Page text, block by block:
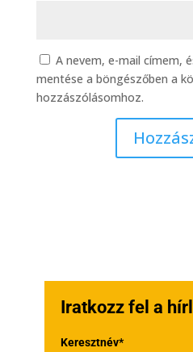
A nevem, e-mail címem,
mentése a böngészőben a
hozzászólásomhoz.
Iratkozz fel a
Keresztnév*